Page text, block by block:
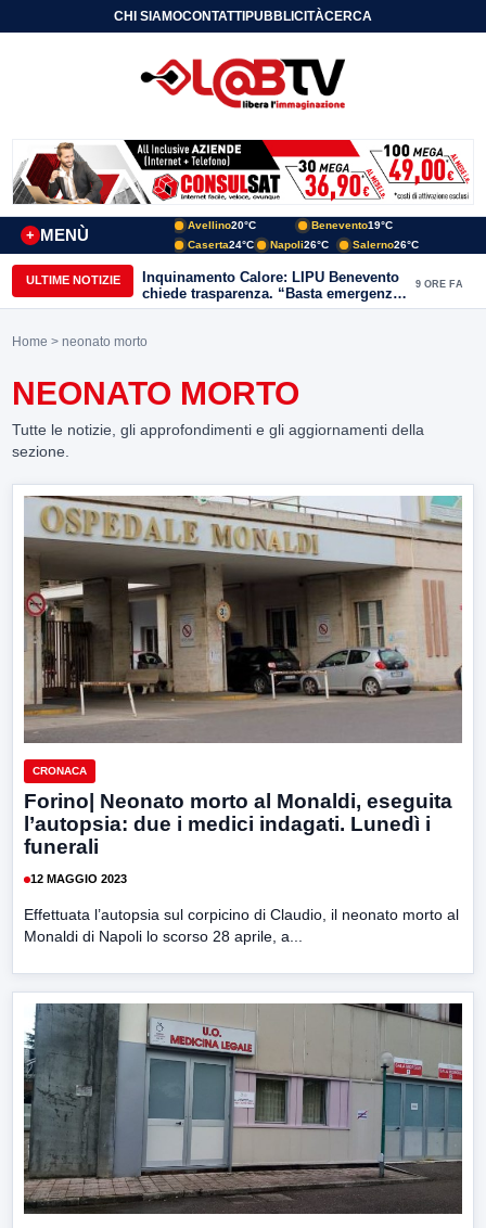
CHI SIAMOCONTATTIPUBBLICITÀCERCA
MENÙ
+
Avellino20°C Benevento19°C
Caserta24°C Napoli26°C Salerno26°C
ULTIME NOTIZIE
Inquinamento Calore: LIPU Benevento
chiede trasparenza. “Basta emergenze:
non possiamo continuare a trattare i
canali di scarico
9 ORE FA
Home > neonato morto
NEONATO MORTO
Tutte le notizie, gli approfondimenti e gli aggiornamenti della
sezione.
CRONACA
Forino| Neonato morto al Monaldi, eseguita
l’autopsia: due i medici indagati. Lunedì i
funerali
12 MAGGIO 2023
Effettuata l’autopsia sul corpicino di Claudio, il neonato morto al
Monaldi di Napoli lo scorso 28 aprile, a...